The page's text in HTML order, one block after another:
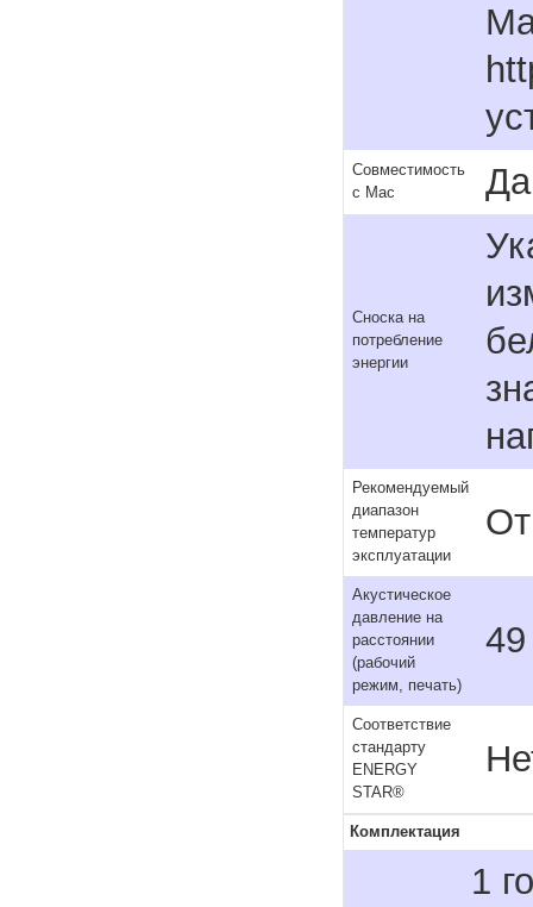
Совместимость
с Mac
Да
Сноска на
потребление
энергии
Рекомендуемый
диапазон
температур
эксплуатации
Акустическое
давление на
расстоянии
(рабочий
режим, печать)
Соответствие
стандарту
ENERGY
STAR®
Комплектация
1